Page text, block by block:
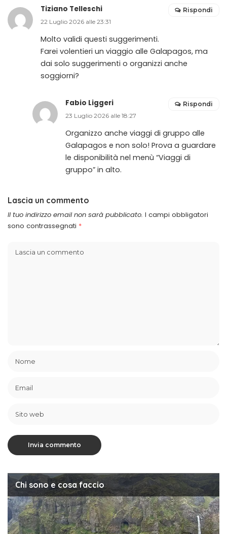
Tiziano Telleschi
22 Luglio 2026 alle 23:31
Molto validi questi suggerimenti.
Farei volentieri un viaggio alle Galapagos, ma
dai solo suggerimenti o organizzi anche
soggiorni?
Rispondi
Fabio Liggeri
23 Luglio 2026 alle 18:27
Organizzo anche viaggi di gruppo alle
Galapagos e non solo! Prova a guardare
le disponibilità nel menù “Viaggi di
gruppo” in alto.
Rispondi
Lascia un commento
Il tuo indirizzo email non sarà pubblicato. I campi obbligatori
sono contrassegnati *
Chi sono e cosa faccio